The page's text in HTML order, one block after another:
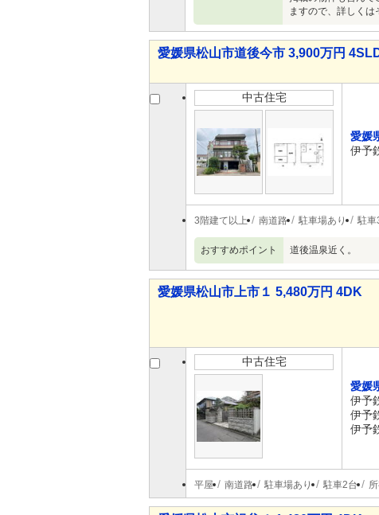
ますので、詳しく
愛媛県松山市道後今市 3,900万円
中古住宅
愛媛
伊予
3階建て以上 南道路 駐車場あり 駐車
おすすめポイント 道後温泉近く。
愛媛県松山市上市１ 5,480万円 4DK
中古住宅
愛媛
伊予
伊予
伊予
平屋 南道路 駐車場あり 駐車2台